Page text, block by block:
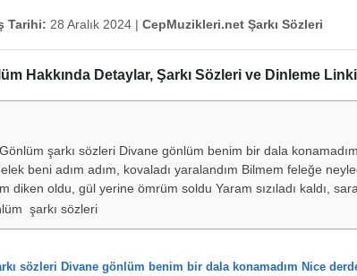
Tarihi: 28 Aralık 2024 | CepMuzikleri.net Şarkı Sözleri
Hakkında Detaylar, Şarkı Sözleri ve Dinleme Linki
şarkı sözleri Divane gönlüm benim bir dala
beni adım adım, kovaladı yaralandım Bilmem feleğe
diken oldu, gül yerine ömrüm soldu Yaram sızıladı kaldı,
şarkı sözleri
sözleri Divane gönlüm benim bir dala konamadım Nice